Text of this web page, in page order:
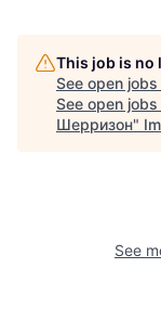
This job is no
See open
See open
Шерризон"
See